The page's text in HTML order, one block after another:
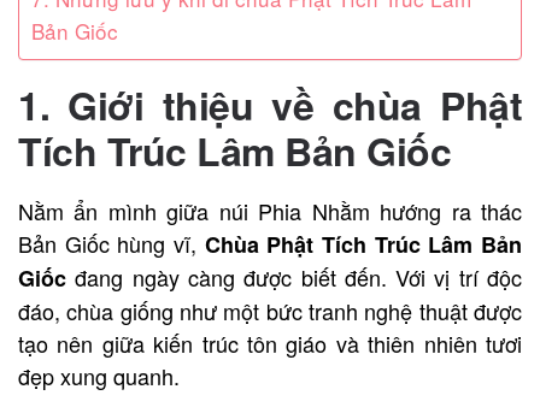
Bản Giốc
1. Giới thiệu về chùa Phật
Tích Trúc Lâm Bản Giốc
Nằm ẩn mình giữa núi Phia Nhằm hướng ra thác
Bản Giốc hùng vĩ, Chùa Phật Tích Trúc Lâm Bản
Giốc đang ngày càng được biết đến. Với vị trí độc
đáo, chùa giống như một bức tranh nghệ thuật được
tạo nên giữa kiến trúc tôn giáo và thiên nhiên tươi
đẹp xung quanh.